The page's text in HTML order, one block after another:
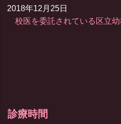
校医を委託されている区立
2018年12月25日
診療時間